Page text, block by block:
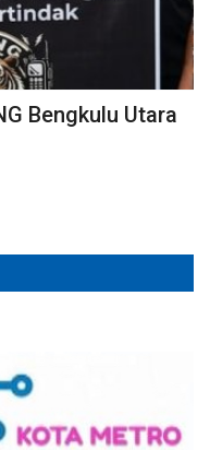
Bengkulu Utara